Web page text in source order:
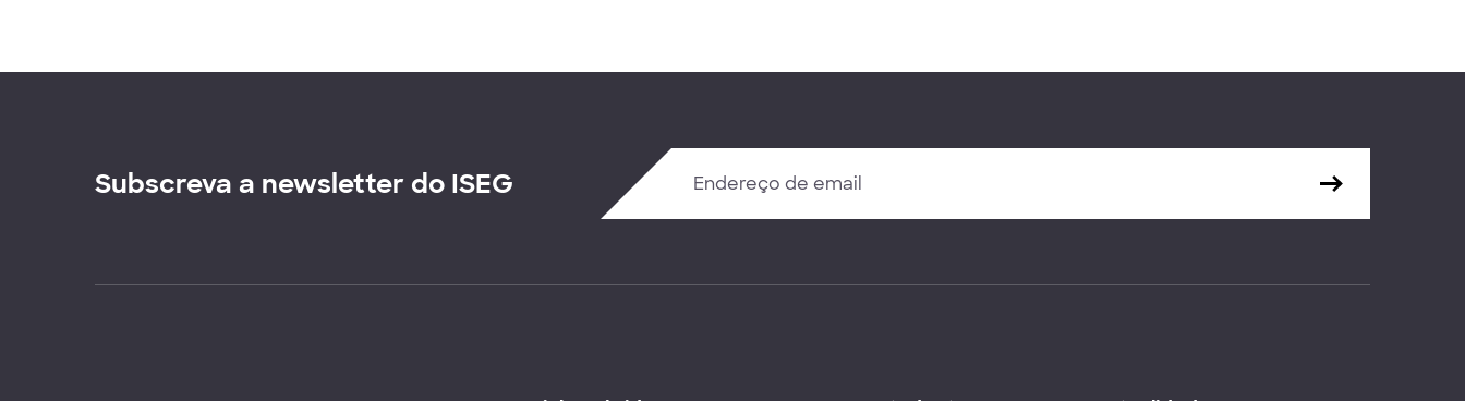
Subscreva a newsletter do ISEG